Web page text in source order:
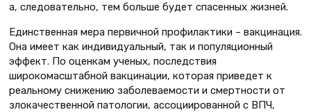
а, следовательно, тем больше будет спасенных жизней.
Единственная мера первичной профилактики – вакцинация.
Она имеет как индивидуальный, так и популяционный
эффект. По оценкам ученых, последствия
широкомасштабной вакцинации, которая приведет к
реальному снижению заболеваемости и смертности от
злокачественной патологии, ассоциированной с ВПЧ,